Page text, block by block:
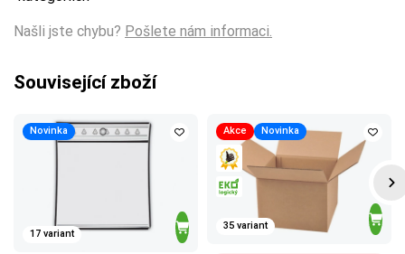
Našli jste chybu? Pošlete nám informaci.
Související zboží
Novinka
17 variant
Akce Novinka
35 variant